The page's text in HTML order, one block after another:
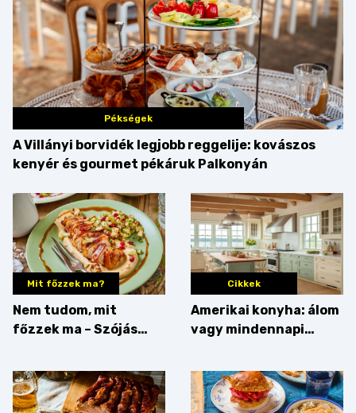
Pékségek
A Villányi borvidék legjobb reggelije: kovászos
kenyér és gourmet pékáruk Palkonyán
Mit főzzek ma?
Nem tudom, mit
főzzek ma – Szójás
Cikkek
Amerikai konyha: álom
vagy mindennapi
az érveket